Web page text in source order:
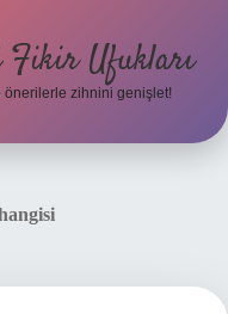
Fikir Ufukları
önerilerle zihnini genişlet!